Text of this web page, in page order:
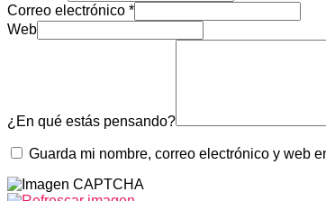
Correo electrónico *
Web
¿En qué estás pensando?
Guarda mi nombre, correo electrónico y web